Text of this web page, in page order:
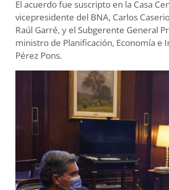
El acuerdo fue suscripto en la Casa
vicepresidente del BNA, Carlos
Raúl Garré, y el Subgerente General
ministro de Planificación, Economía e
Pérez Pons.